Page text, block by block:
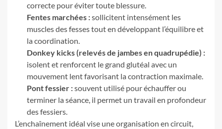
correcte pour éviter toute blessure.
Fentes marchées :sollicitent intensément les
muscles des fesses tout en développant l’équilibre et
la coordination.
Donkey kicks (relevés de jambes en quadrupédie) :
isolent et renforcent le grand glutéal avec un
mouvement lent favorisant la contraction maximale.
Pont fessier :souvent utilisé pour échauffer ou
terminer la séance, il permet un travail en profondeur
des fessiers.
L’enchaînement idéal vise une organisation en circuit,